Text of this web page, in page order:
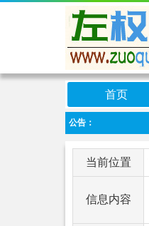
首页
公告：
当前位置
信息内容